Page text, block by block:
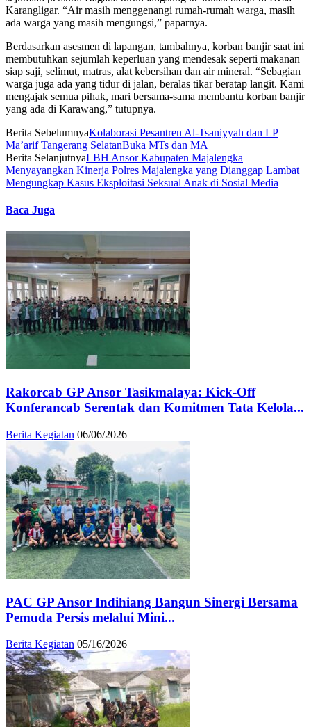
Karangligar. “Air masih menggenangi rumah-rumah warga, masih
ada warga yang masih mengungsi,” paparnya.
Berdasarkan asesmen di lapangan, tambahnya, korban banjir saat ini
membutuhkan sejumlah keperluan yang mendesak seperti makanan
siap saji, selimut, matras, alat kebersihan dan air mineral. “Sebagian
warga juga ada yang tidur di jalan, beralas tikar beratap langit. Kami
mengajak semua pihak, mari bersama-sama membantu korban banjir
yang ada di Karawang,” tutupnya.
Berita SebelumnyaKolaborasi Pesantren Al-Tsaniyyah dan LP
Ma’arif Tangerang SelatanBuka MTs dan MA
Berita SelanjutnyaLBH Ansor Kabupaten Majalengka
Menyayangkan Kinerja Polres Majalengka yang Dianggap Lambat
Mengungkap Kasus Eksploitasi Seksual Anak di Sosial Media
Baca Juga
Rakorcab GP Ansor Tasikmalaya: Kick-Off
Konferancab Serentak dan Komitmen Tata Kelola...
Berita Kegiatan 06/06/2026
PAC GP Ansor Indihiang Bangun Sinergi Bersama
Pemuda Persis melalui Mini...
Berita Kegiatan 05/16/2026